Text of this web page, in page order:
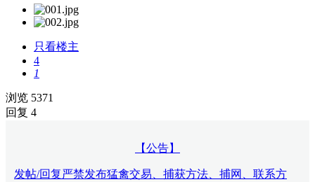
只看楼主
4
1
浏览 5371
回复 4
【公告】
发帖/回复严禁发布猛禽交易、捕获方法、捕网、联系方